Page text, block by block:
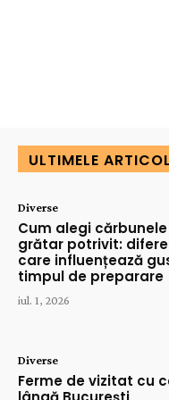
ULTIMELE
Diverse
Cum alegi
grătar potrivit:
care influențează
timpul de preparare
iul. 1, 2026
Diverse
Ferme de vizitat cu